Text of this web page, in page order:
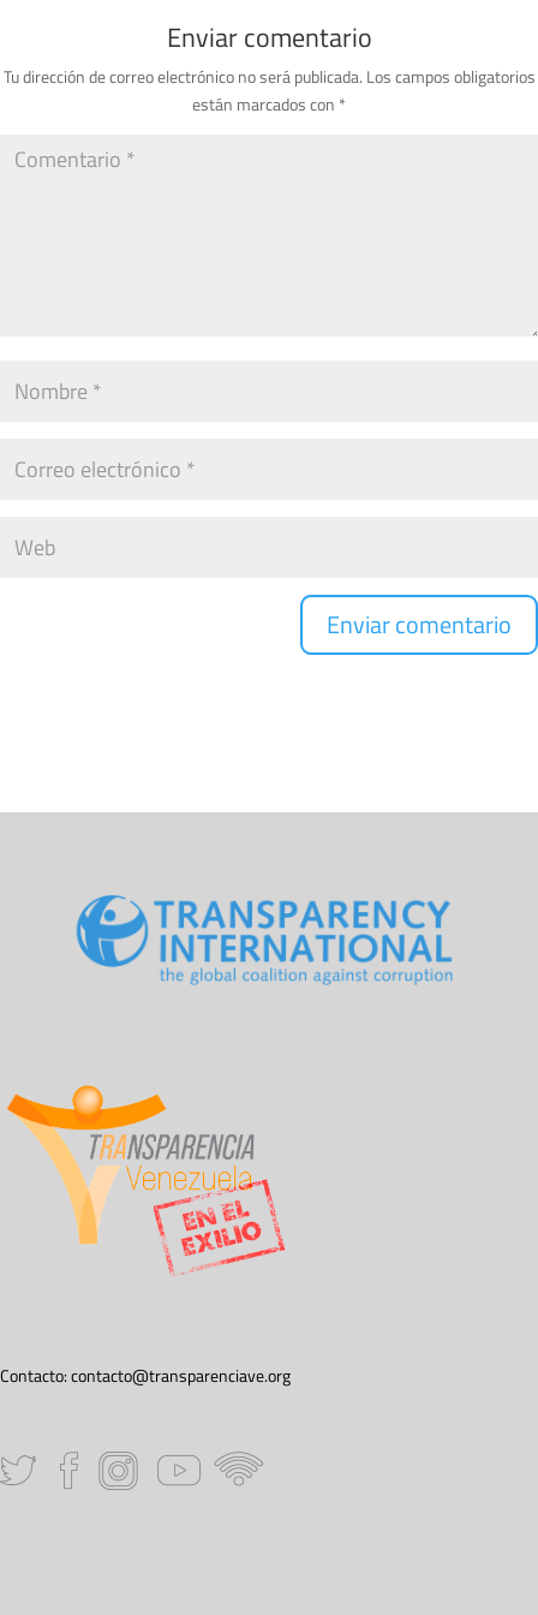
Enviar comentario
Tu dirección de correo electrónico no será publicada. Los campos obligatorios
están marcados con *
Contacto:contacto@transparenciave.org